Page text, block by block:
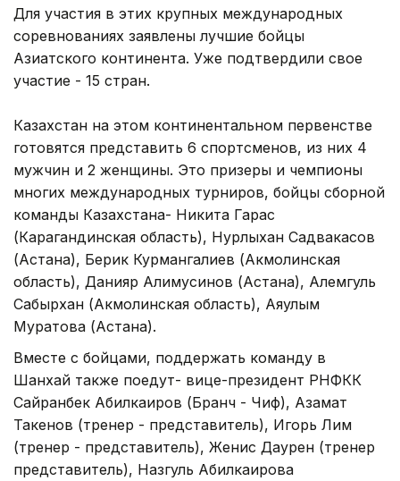
Для участия в этих крупных международных
соревнованиях заявлены лучшие бойцы
Азиатского континента. Уже подтвердили свое
участие - 15 стран.
Казахстан на этом континентальном первенстве
готовятся представить 6 спортсменов, из них 4
мужчин и 2 женщины. Это призеры и чемпионы
многих международных турниров, бойцы сборной
команды Казахстана- Никита Гарас
(Карагандинская область), Нурлыхан Садвакасов
(Астана), Берик Курмангалиев (Акмолинская
область), Данияр Алимусинов (Астана), Алемгуль
Сабырхан (Акмолинская область), Аяулым
Муратова (Астана).
Вместе с бойцами, поддержать команду в
Шанхай также поедут- вице-президент РНФКК
Сайранбек Абилкаиров (Бранч - Чиф), Азамат
Такенов (тренер - представитель), Игорь Лим
(тренер - представитель), Женис Даурен (тренер
представитель), Назгуль Абилкаирова